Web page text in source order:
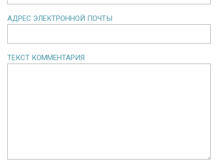
АДРЕС ЭЛЕКТРОННОЙ ПОЧТЫ
ТЕКСТ КОММЕНТАРИЯ